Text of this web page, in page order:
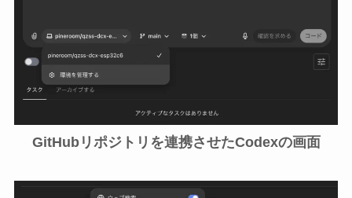
GitHubリポジトリを連携させたCodexの画面